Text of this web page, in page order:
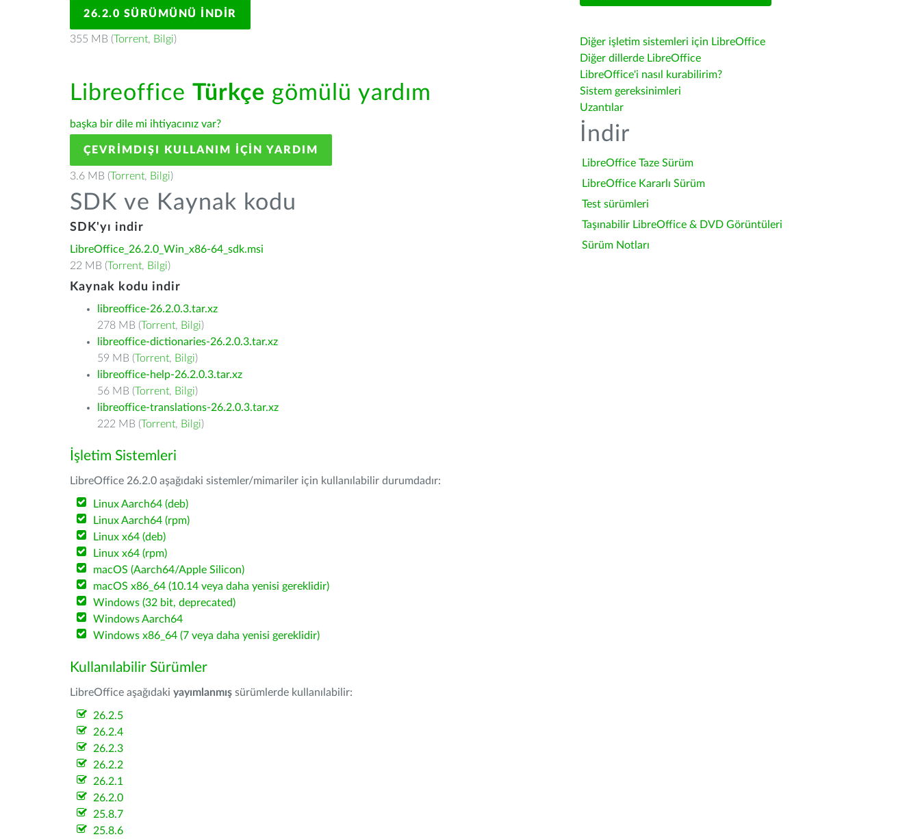
26.2.0 SÜRÜMÜNÜ İNDIR
355 MB (Torrent, Bilgi)
Libreoffice Türkçe gömülü yardım
başka bir dile mi ihtiyacınız var?
ÇEVRIMDIŞI KULLANIM IÇIN YARDIM
3.6 MB (Torrent, Bilgi)
SDK ve Kaynak kodu
SDK'yı indir
LibreOffice_26.2.0_Win_x86-64_sdk.msi
22 MB (Torrent, Bilgi)
Kaynak kodu indir
libreoffice-26.2.0.3.tar.xz
278 MB (Torrent, Bilgi)
libreoffice-dictionaries-26.2.0.3.tar.xz
59 MB (Torrent, Bilgi)
libreoffice-help-26.2.0.3.tar.xz
56 MB (Torrent, Bilgi)
libreoffice-translations-26.2.0.3.tar.xz
222 MB (Torrent, Bilgi)
İşletim Sistemleri
LibreOffice 26.2.0 aşağıdaki sistemler/mimariler için kullanılabilir durumdadır:
Linux Aarch64 (deb)
Linux Aarch64 (rpm)
Linux x64 (deb)
Linux x64 (rpm)
macOS (Aarch64/Apple Silicon)
macOS x86_64 (10.14 veya daha yenisi gereklidir)
Windows (32 bit, deprecated)
Windows Aarch64
Windows x86_64 (7 veya daha yenisi gereklidir)
Kullanılabilir Sürümler
LibreOffice aşağıdaki yayımlanmış sürümlerde kullanılabilir:
26.2.5
26.2.4
26.2.3
26.2.2
26.2.1
26.2.0
25.8.7
25.8.6
Diğer işletim sistemleri için LibreOffice
Diğer dillerde LibreOffice
LibreOffice'i nasıl kurabilirim?
Sistem gereksinimleri
Uzantılar
İndir
LibreOffice Taze Sürüm
LibreOffice Kararlı Sürüm
Test sürümleri
Taşınabilir LibreOffice & DVD Görüntüleri
Sürüm Notları